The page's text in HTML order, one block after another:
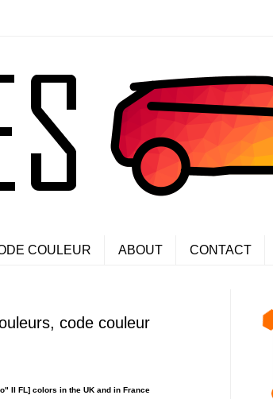
COULEUR ABOUT CONTACT
code couleur
II FL] colors in the UK and in France